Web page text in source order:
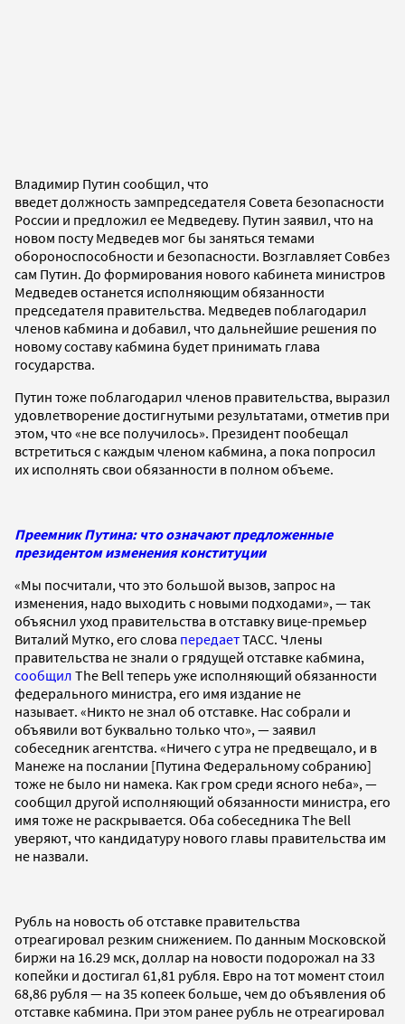
Владимир Путин сообщил, что
введет должность зампредседателя Совета безопасности
России и предложил ее Медведеву. Путин заявил, что на
новом посту Медведев мог бы заняться темами
обороноспособности и безопасности. Возглавляет Совбез
сам Путин. До формирования нового кабинета министров
Медведев останется исполняющим обязанности
председателя правительства. Медведев поблагодарил
членов кабмина и добавил, что дальнейшие решения по
новому составу кабмина будет принимать глава
государства.
Путин тоже поблагодарил членов правительства, выразил
удовлетворение достигнутыми результатами, отметив при
этом, что «не все получилось». Президент пообещал
встретиться с каждым членом кабмина, а пока попросил
их исполнять свои обязанности в полном объеме.
Преемник Путина: что означают предложенные
президентом изменения конституции
«Мы посчитали, что это большой вызов, запрос на
изменения, надо выходить с новыми подходами», — так
объяснил уход правительства в отставку вице-премьер
Виталий Мутко, его слова передаетТАСС. Члены
правительства не знали о грядущей отставке кабмина,
сообщил The Bell теперь уже исполняющий обязанности
федерального министра, его имя издание не
называет. «Никто не знал об отставке. Нас собрали и
объявили вот буквально только что», — заявил
собеседник агентства. «Ничего с утра не предвещало, и в
Манеже на послании [Путина Федеральному собранию]
тоже не было ни намека. Как гром среди ясного неба», —
сообщил другой исполняющий обязанности министра, его
имя тоже не раскрывается. Оба собеседника The Bell
уверяют, что кандидатуру нового главы правительства им
не назвали.
Рубль на новость об отставке правительства
отреагировал резким снижением. По данным Московской
биржи на 16.29 мск, доллар на новости подорожал на 33
копейки и достигал 61,81 рубля. Евро на тот момент стоил
68,86 рубля — на 35 копеек больше, чем до объявления об
отставке кабмина. При этом ранее рубль не отреагировал